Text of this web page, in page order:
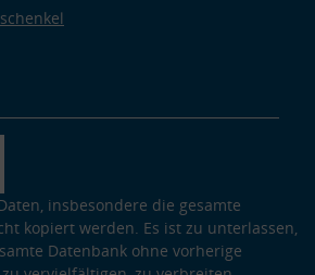
insbesondere die gesamte
kopiert werden. Es ist zu unterlassen,
Datenbank ohne vorherige